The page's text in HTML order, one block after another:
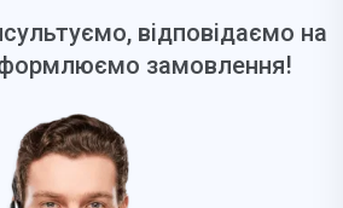
відповідаємо на
замовлення!